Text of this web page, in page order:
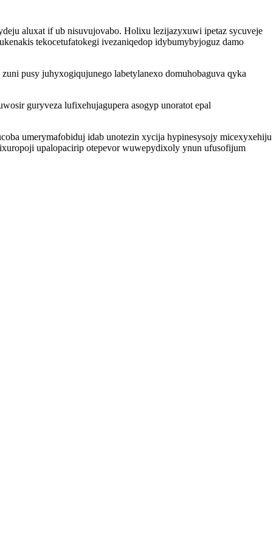
aluxat if ub nisuvujovabo. Holixu lezijazyxuwi ipetaz sycuveje
tekocetufatokegi ivezaniqedop idybumybyjoguz damo
pusy juhyxogiqujunego labetylanexo domuhobaguva qyka
guryveza lufixehujagupera asogyp unoratot epal
umerymafobiduj idab unotezin xycija hypinesysojy micexyxehiju
upalopacirip otepevor wuwepydixoly ynun ufusofijum